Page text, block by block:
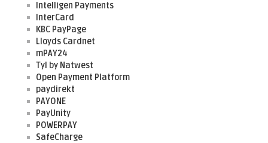
Intelligen Payments
InterCard
KBC PayPage
Lloyds Cardnet
mPAY24
Tyl by Natwest
Open Payment Platform
paydirekt
PAYONE
PayUnity
POWERPAY
SafeCharge